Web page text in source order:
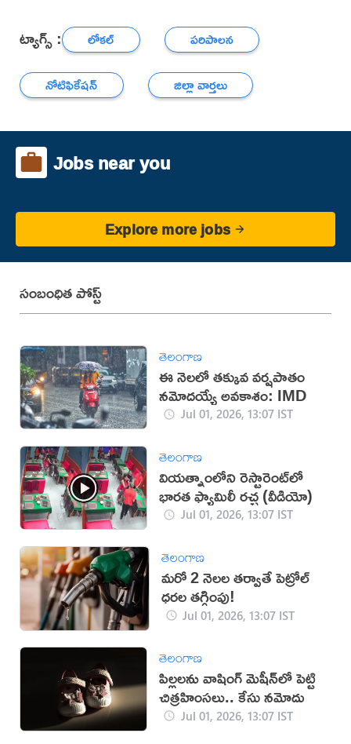
ట్యాగ్స్ : లోకల్
పరిపాలన
నోటిఫికేషన్
జిల్లా వార్తలు
Jobs near you
Explore more jobs
సంబంధిత పోస్ట్
తెలంగాణ
ఈ నెలలో తక్కువ వర్షపాతం
నమోదయ్యే అవకాశం: IMD
Jul 01, 2026, 13:07 IST
తెలంగాణ
వియ‌త్నాంలోని రెస్టారెంట్‌లో
భార‌త ఫ్యామిలీ ర‌చ్చ‌ (వీడియో)
Jul 01, 2026, 13:07 IST
తెలంగాణ
మరో 2 నెలల తర్వాతే పెట్రోల్
ధరల తగ్గింపు!
Jul 01, 2026, 13:07 IST
తెలంగాణ
పిల్లలను వాషింగ్‌ మెషీన్‌లో పెట్టి
చిత్రహింసలు.. కేసు నమోదు
Jul 01, 2026, 13:07 IST